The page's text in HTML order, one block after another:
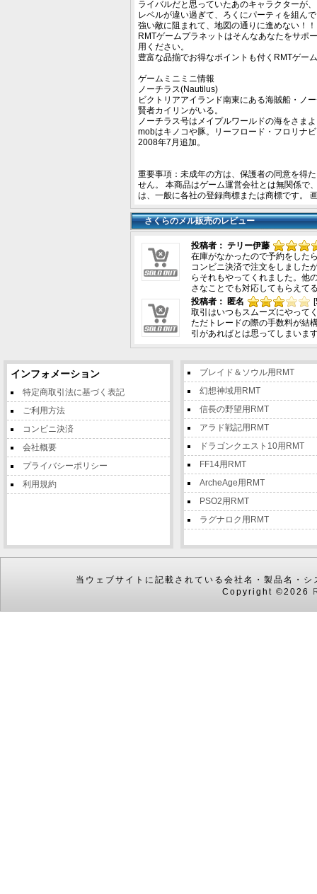
ライバルだと思っていたあのキャラクターが
レベルが違い過ぎて、ろくにパーティを組ん
強い敵に阻まれて、地図の通りに進めない！！
RMTゲームプラネットはそんなあなたをサポ
用ください。
豊富な品揃でお得なポイントも付くRMTゲー
ゲームミニミニ情報
ノーチラス(Nautilus)
ビクトリアアイランド南東にある海賊船・ノ
賢者カイリンがいる。
ノーチラス号はメイプルワールドの海をさま
mobはキノコや豚。リーフロード・フロリナ
2008年7月追加。
重要事項：未成年の方は、保護者の同意を得
せん。 本商品はゲーム運営会社とは無関係で
は、一般に各社の登録商標または商標です。
さくらのメル販売のレビュー
投稿者： テリー伊藤
在庫がなかったので予約をした
コンビニ決済で注文をしました
らそれもやってくれました。他
さなことでも対応してもらえて
投稿者： 匿名
取引はいつもスムーズにやって
ただトレードの際の手数料が結
引があればとは思ってしまいま
インフォメーション
特定商取引法に基づく表記
ご利用方法
コンビニ決済
会社概要
プライバシーポリシー
利用規約
ブレイド＆ソウル用RMT
幻想神域用RMT
信長の野望用RMT
アラド戦記用RMT
ドラゴンクエスト10用RMT
FF14用RMT
ArcheAge用RMT
PSO2用RMT
ラグナロク用RMT
当ウェブサイトに記載されている会社名・製品名・
Copyright ©2026